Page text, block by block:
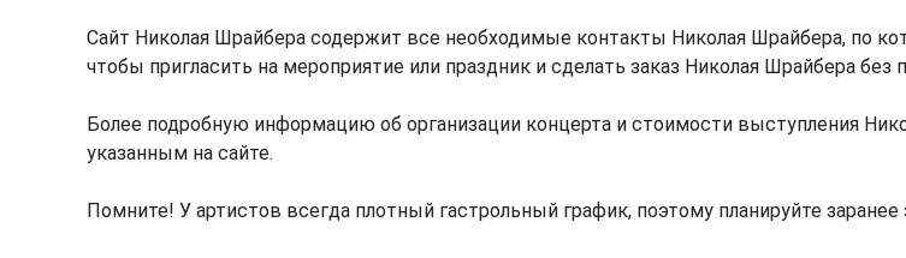
Сайт Николая Шрайбера содержит все необходимые контакты Николая Шрайбера, по
чтобы пригласить на мероприятие или праздник и сделать заказ Николая Шрайбера без
Более подробную информацию об организации концерта и стоимости выступления
указанным на сайте.
Помните! У артистов всегда плотный гастрольный график, поэтому планируйте